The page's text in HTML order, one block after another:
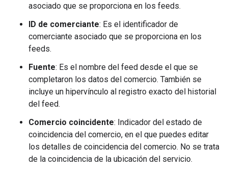
asociado que se proporciona en los feeds.
ID de comerciante: Es el identificador de
comerciante asociado que se proporciona en los
feeds.
Fuente: Es el nombre del feed desde el que se
completaron los datos del comercio. También se
incluye un hipervínculo al registro exacto del historial
del feed.
Comercio coincidente: Indicador del estado de
coincidencia del comercio, en el que puedes editar
los detalles de coincidencia del comercio. No se trata
de la coincidencia de la ubicación del servicio.